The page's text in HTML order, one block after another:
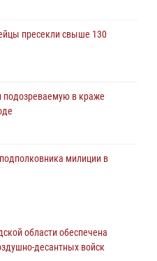
пресекли свыше 130
подозреваемую в краже
милиции в
области обеспечена
десантных войск